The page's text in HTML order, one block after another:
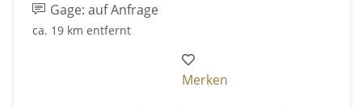
Gage: auf Anfrage
ca. 19 km entfernt
Merken